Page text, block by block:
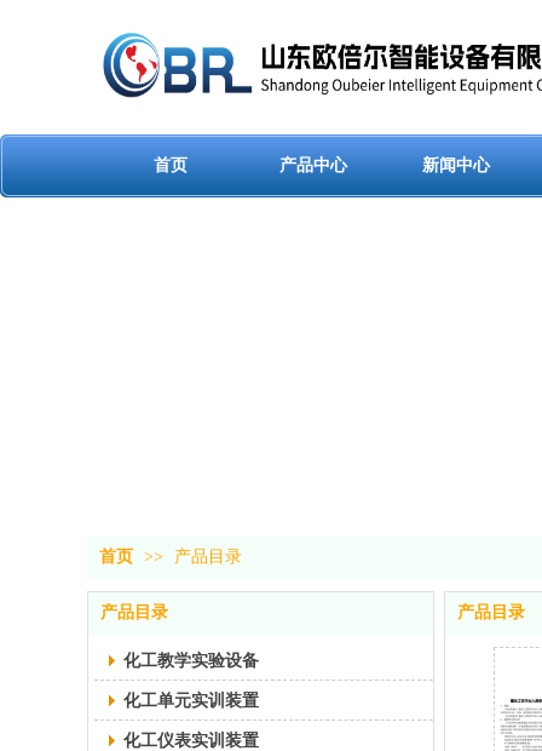
首页 产品中心 新闻中心
首页 >> 产品目录
产品目录
化工教学实验设备
化工单元实训装置
化工仪表实训装置
产品目录